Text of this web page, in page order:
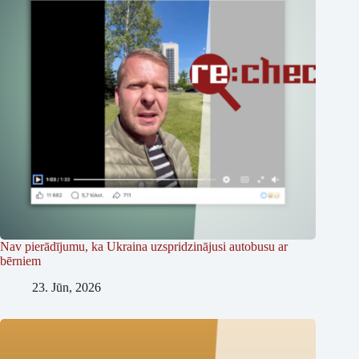
Nav pierādījumu, ka Ukraina uzspridzinājusi autobusu ar
bērniem
23. Jūn, 2026